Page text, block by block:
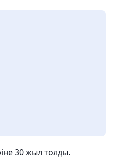
30 жыл толды.